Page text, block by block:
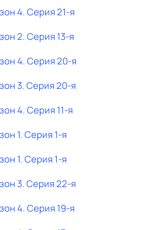
4. Серия 21-я
2. Серия 13-я
4. Серия 20-я
3. Серия 20-я
4. Серия 11-я
1. Серия 1-я
1. Серия 1-я
3. Серия 22-я
4. Серия 19-я